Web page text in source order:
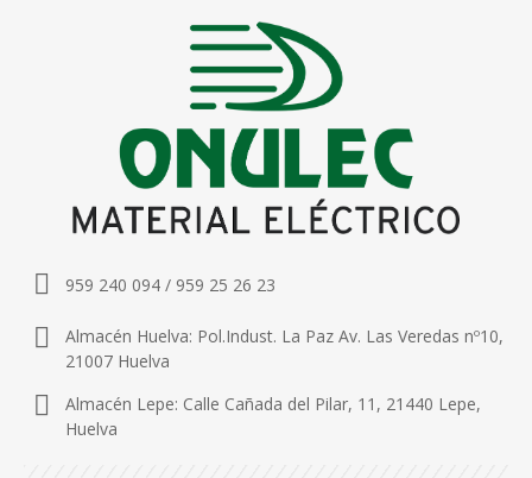
959 240 094 / 959 25 26 23
Almacén Huelva: Pol.Indust. La Paz Av. Las Veredas nº10,
21007 Huelva
Almacén Lepe: Calle Cañada del Pilar, 11, 21440 Lepe,
Huelva